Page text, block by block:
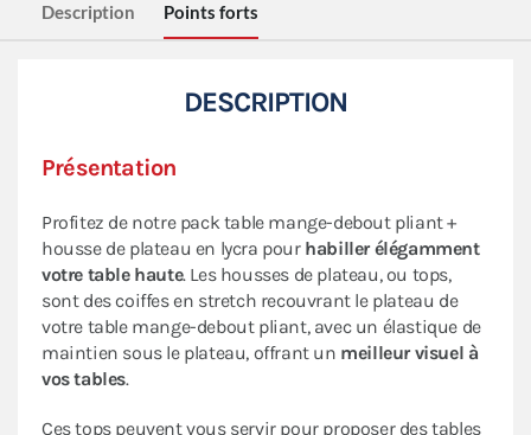
Description Points forts
DESCRIPTION
Présentation
Profitez de notre pack table mange-debout pliant +
housse de plateau en lycra pourhabiller élégamment
votre table haute. Les housses de plateau, ou tops,
sont des coiffes en stretch recouvrant le plateau de
votre table mange-debout pliant, avec un élastique de
maintien sous le plateau, offrant un meilleur visuel à
vos tables.
Ces tops peuvent vous servir pour proposer des tables